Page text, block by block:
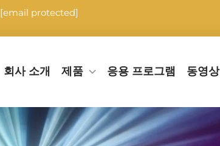
[email protected]
회사 소개 제품 응용 프로그램 동영상